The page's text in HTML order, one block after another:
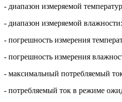
- диапазон измеряемой
- диапазон измеряемой
- погрешность измерения
- погрешность измерения
- максимальный потребляемый
- потребляемый ток в режиме